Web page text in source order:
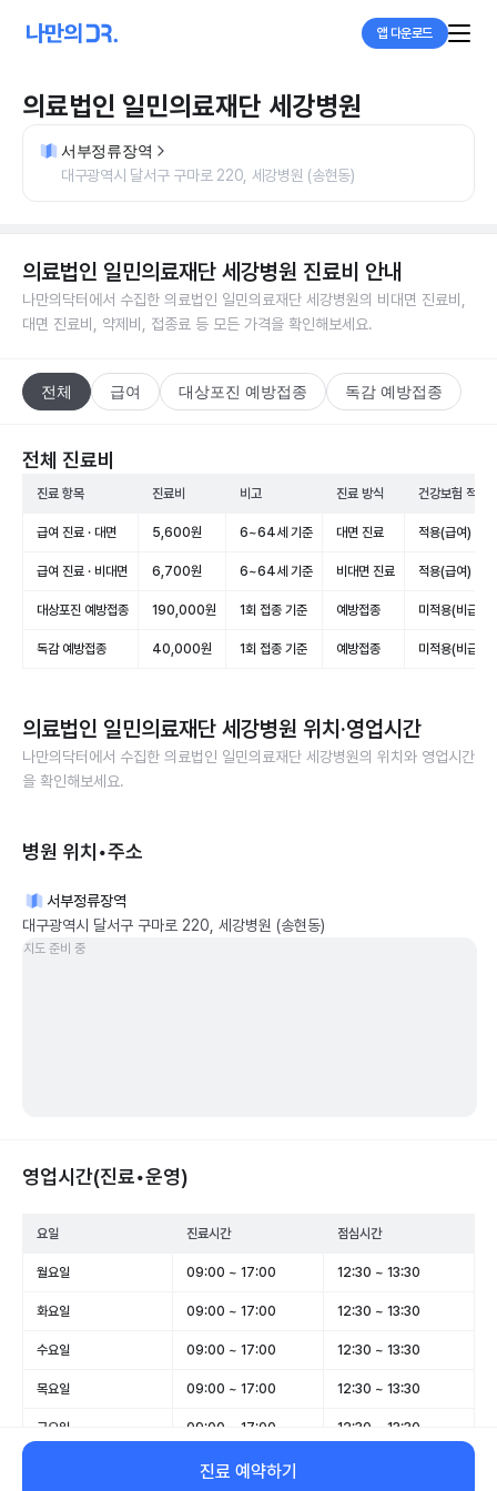
앱 다운로드
의료법인 일민의료재단 세강병원
서부정류장역
대구광역시 달서구 구마로 220, 세강병원 (송현동)
의료법인 일민의료재단 세강병원 진료비 안내
나만의닥터에서 수집한 의료법인 일민의료재단 세강병원의 비대면 진료비,
대면 진료비, 약제비, 접종료 등 모든 가격을 확인해보세요.
전체 급여 대상포진 예방접종 독감 예방접종
전체 진료비
진료 항목 진료비 비고 진료 방식 건강보험 적용
급여 진료 · 대면 5,600원 6~64세 기준 대면 진료 적용(급여)
급여 진료 · 비대면 6,700원 6~64세 기준 비대면 진료 적용(급여)
대상포진 예방접종 190,000원 1회 접종 기준 예방접종 미적용(비급여)
독감 예방접종 40,000원 1회 접종 기준 예방접종 미적용(비급여)
의료법인 일민의료재단 세강병원 위치·영업시간
나만의닥터에서 수집한 의료법인 일민의료재단 세강병원의 위치와 영업시간
을 확인해보세요.
병원 위치•주소
서부정류장역
대구광역시 달서구 구마로 220, 세강병원 (송현동)
지도 준비 중
영업시간(진료•운영)
요일 진료시간 점심시간
월요일 09:00 ~ 17:00 12:30 ~ 13:30
화요일 09:00 ~ 17:00 12:30 ~ 13:30
수요일 09:00 ~ 17:00 12:30 ~ 13:30
목요일 09:00 ~ 17:00 12:30 ~ 13:30
금요일 09:00 ~ 17:00 12:30 ~ 13:30
09:00 ~ 13:00
진료 예약하기